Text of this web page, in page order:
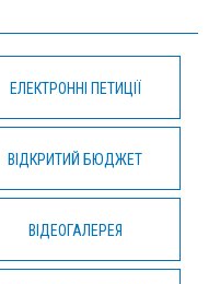
ЕЛЕКТРОННІ ПЕТИЦІЇ
ВІДКРИТИЙ БЮДЖЕТ
ВІДЕОГАЛЕРЕЯ